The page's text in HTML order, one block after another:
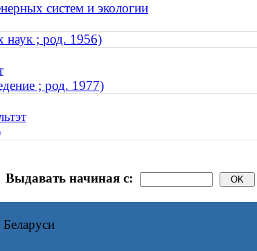
систем и экологии
наук ; род. 1956)
; род. 1977)
Выдавать начиная с: